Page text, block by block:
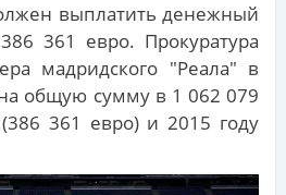
выплатить денежный
361 евро. Прокуратура
мадридского "Реала" в
общую сумму в 1 062 079
361 евро) и 2015 году